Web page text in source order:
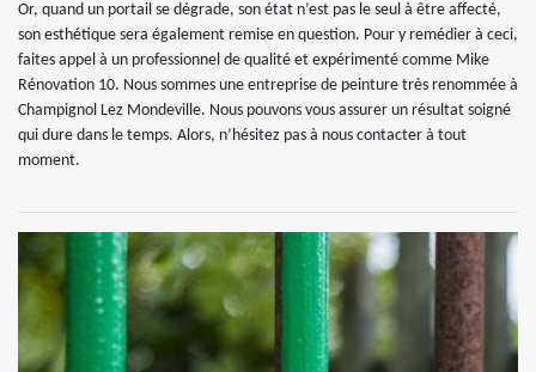
Or, quand un portail se dégrade, son état n’est pas le seul à être affecté,
son esthétique sera également remise en question. Pour y remédier à ceci,
faites appel à un professionnel de qualité et expérimenté comme Mike
Rénovation 10. Nous sommes une entreprise de peinture très renommée à
Champignol Lez Mondeville. Nous pouvons vous assurer un résultat soigné
qui dure dans le temps. Alors, n’hésitez pas à nous contacter à tout
moment.